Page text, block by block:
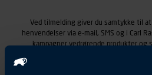
Ved tilmelding giver du samtykke til
henvendelser via e-mail, SMS og i Carl
kampagner vedrørende produkter og